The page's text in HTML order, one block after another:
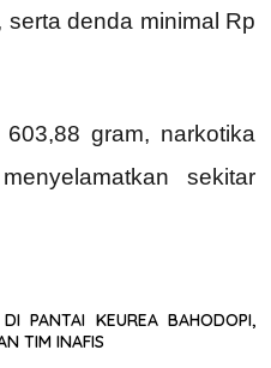
denda minimal Rp
gram, narkotika
sekitar
PANTAI KEUREA BAHODOPI,
TIM INAFIS